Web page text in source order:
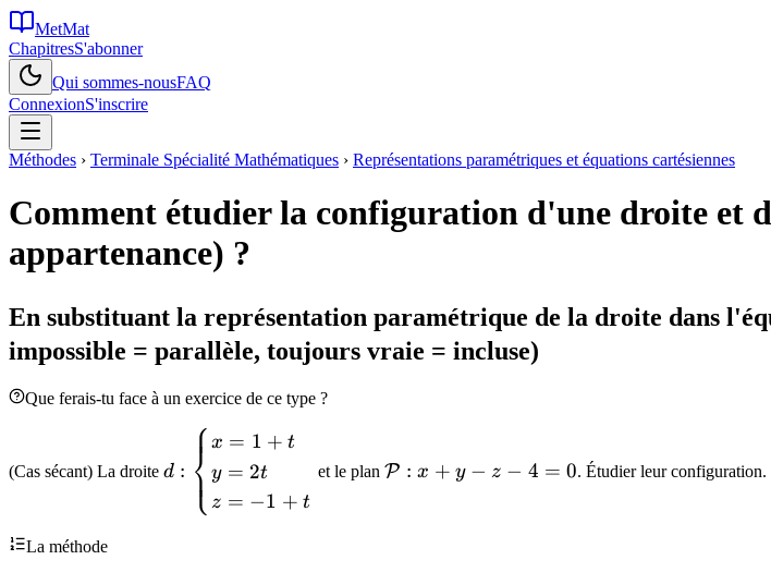
MetMat
ChapitresS'abonner
Qui sommes-nousFAQ
ConnexionS'inscrire
Méthodes › Terminale Spécialité Mathématiques › Représentations paramétriques et équations cartésiennes
Comment étudier la configuration d'une droite et
appartenance) ?
En substituant la représentation paramétrique de la droite dans
impossible = parallèle, toujours vraie = incluse)
Que ferais-tu face à un exercice de ce type ?
(Cas sécant) La droite \begin{cases}
x = 1 + t \\
y = 2t \\ z =
d : ⎩
⎨⎧ x = 1 + t
y = 2t
z = −1 + t
et le plan: x + y - z - 4
P : x + y − z − 4 = 0. Étudier leur configuration.
La méthode